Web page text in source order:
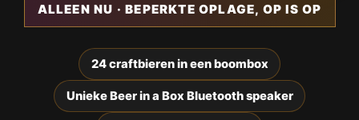
ALLEEN NU · BEPERKTE OPLAGE, OP IS OP
24 craftbieren in een boombox
Unieke Beer in a Box Bluetooth speaker